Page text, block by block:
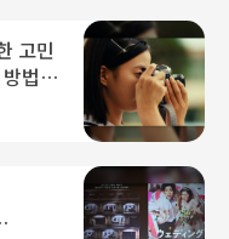
고민
법,